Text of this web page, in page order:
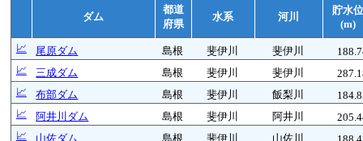
ダム
都道
府県
水系 河川
貯水位
(m)
📈
尾原ダム 島根 斐伊川 斐伊川
📈
三成ダム 島根 斐伊川 斐伊川
📈
布部ダム 島根 斐伊川 飯梨川
📈
阿井川ダム 島根 斐伊川 阿井川
📈
山佐ダム 島根 斐伊川 山佐川